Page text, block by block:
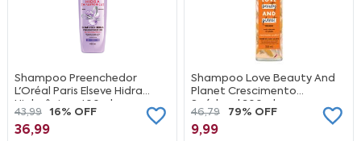
Shampoo Preenchedor
L'Oréal Paris Elseve Hidra
Hialurônico, 400ml
43,99 16% OFF
36,99
Shampoo Love Beauty And
Planet Crescimento
Saúdavel 300ml
46,79 79% OFF
9,99